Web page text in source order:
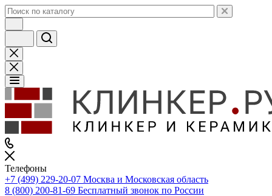
Телефоны
+7 (499) 229-20-07 Москва и Московская область
8 (800) 200-81-69 Бесплатный звонок по России